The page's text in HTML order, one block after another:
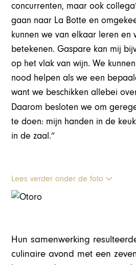
concurrenten, maar ook
gaan naar La Botte en
kunnen we van elkaar leren en
betekenen. Gaspare kan mij
op het vlak van wijn. We
nood helpen als we een
want we beschikken allebei
Daarom besloten we om
te doen: mijn handen in de
in de zaal.”
Lees verder onder de foto
Hun samenwerking
culinaire avond met een